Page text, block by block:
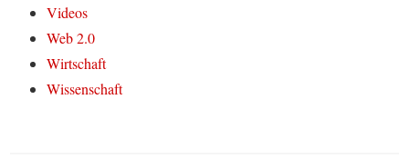
Videos
Web 2.0
Wirtschaft
Wissenschaft